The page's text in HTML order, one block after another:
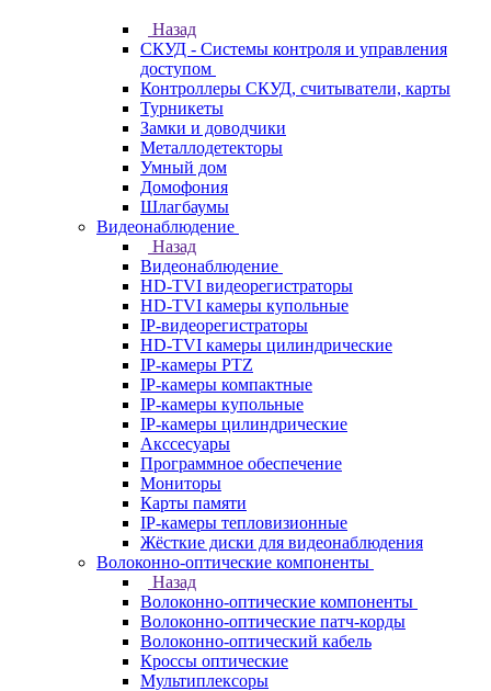
Назад
СКУД - Системы контроля и управления
доступом
Контроллеры СКУД, считыватели, карты
Турникеты
Замки и доводчики
Металлодетекторы
Умный дом
Домофония
Шлагбаумы
Видеонаблюдение
Назад
Видеонаблюдение
HD-TVI видеорегистраторы
HD-TVI камеры купольные
IP-видеорегистраторы
HD-TVI камеры цилиндрические
IP-камеры PTZ
IP-камеры компактные
IP-камеры купольные
IP-камеры цилиндрические
Акссесуары
Программное обеспечение
Мониторы
Карты памяти
IP-камеры тепловизионные
Жёсткие диски для видеонаблюдения
Волоконно-оптические компоненты
Назад
Волоконно-оптические компоненты
Волоконно-оптические патч-корды
Волоконно-оптический кабель
Кроссы оптические
Мультиплексоры